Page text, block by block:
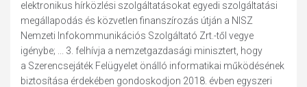
elektronikus hírközlési szolgáltatásokat egyedi szolgáltatási
megállapodás és közvetlen finanszírozás útján a NISZ
Nemzeti Infokommunikációs Szolgáltató Zrt.-től vegye
igénybe; ... 3. felhívja a nemzetgazdasági minisztert, hogy
a Szerencsejáték Felügyelet önálló informatikai működésének
biztosítása érdekében gondoskodjon 2018. évben egyszeri